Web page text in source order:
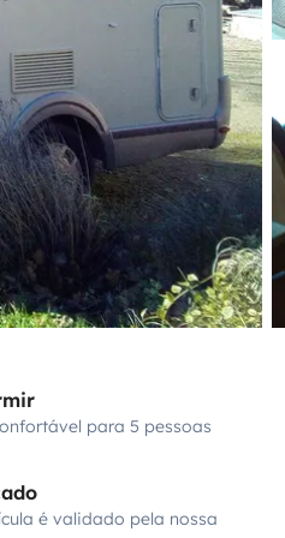
para 5 pessoas
é validado pela nossa